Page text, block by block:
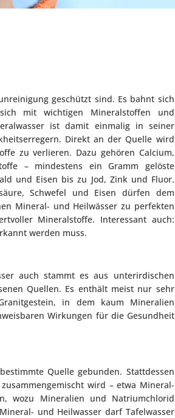
geschützt sind. Es bahnt sich
mit wichtigen Mineralstoffen und
ist damit einmalig in seiner
Direkt an der Quelle wird
zu verlieren. Dazu gehören Calcium,
– mindestens ein Gramm gelöste
und Eisen bis zu Jod, Zink und Fluor.
Schwefel und Eisen dürfen dem
Mineral- und Heilwässer zu perfekten
Mineralstoffe. Interessant auch:
werden muss.
auch stammt es aus unterirdischen
Quellen. Es enthält meist nur sehr
in dem kaum Mineralien
Wirkungen für die Gesundheit
Quelle gebunden. Stattdessen
wird – etwa Mineral-
wozu Mineralien und Natriumchlorid
und Heilwasser darf Tafelwasser